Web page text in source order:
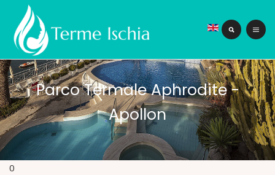
Parco Termale Aphrodite -
Apollon
0